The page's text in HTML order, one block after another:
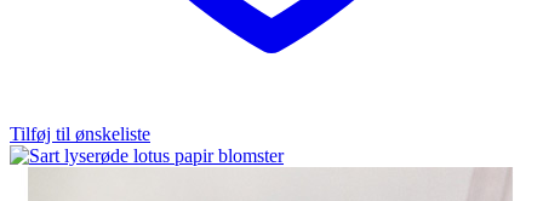
Tilføj til ønskeliste